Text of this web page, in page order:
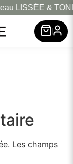
LISSÉE &
Les champs